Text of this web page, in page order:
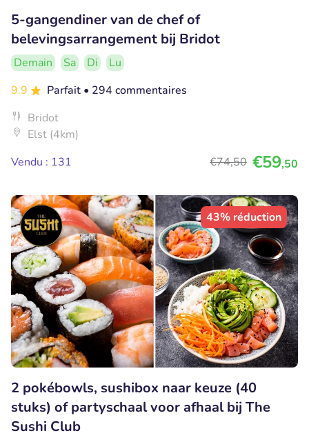
5-gangendiner van de chef of
belevingsarrangement bij Bridot
Demain Sa Di
Lu
9.9
Parfait • 294 commentaires
Bridot
Elst (4km)
Vendu : 131
€74,50 €59,50
43% réduction
2 pokébowls, sushibox naar keuze (40
stuks) of partyschaal voor afhaal bij The
Sushi Club